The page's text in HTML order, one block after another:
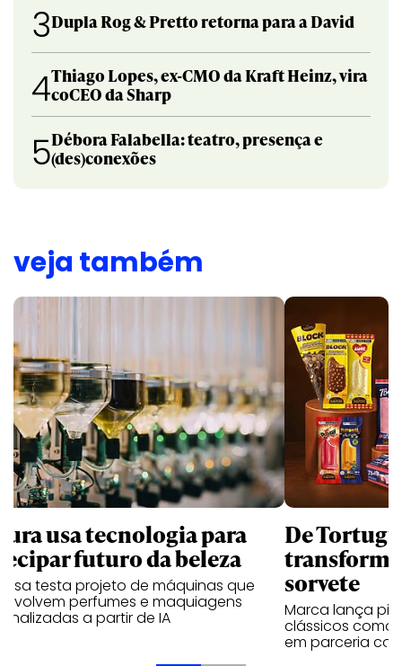
3Dupla Rog & Pretto retorna para a David
4Thiago Lopes, ex-CMO da Kraft Heinz, vira
coCEO da Sharp
5Débora Falabella: teatro, presença e
(des)conexões
veja também
usa tecnologia para
futuro da beleza
testa projeto de máquinas que
perfumes e maquiagens
a partir de IA
De
sorvete
Marca lança
clássicos como
em parceria